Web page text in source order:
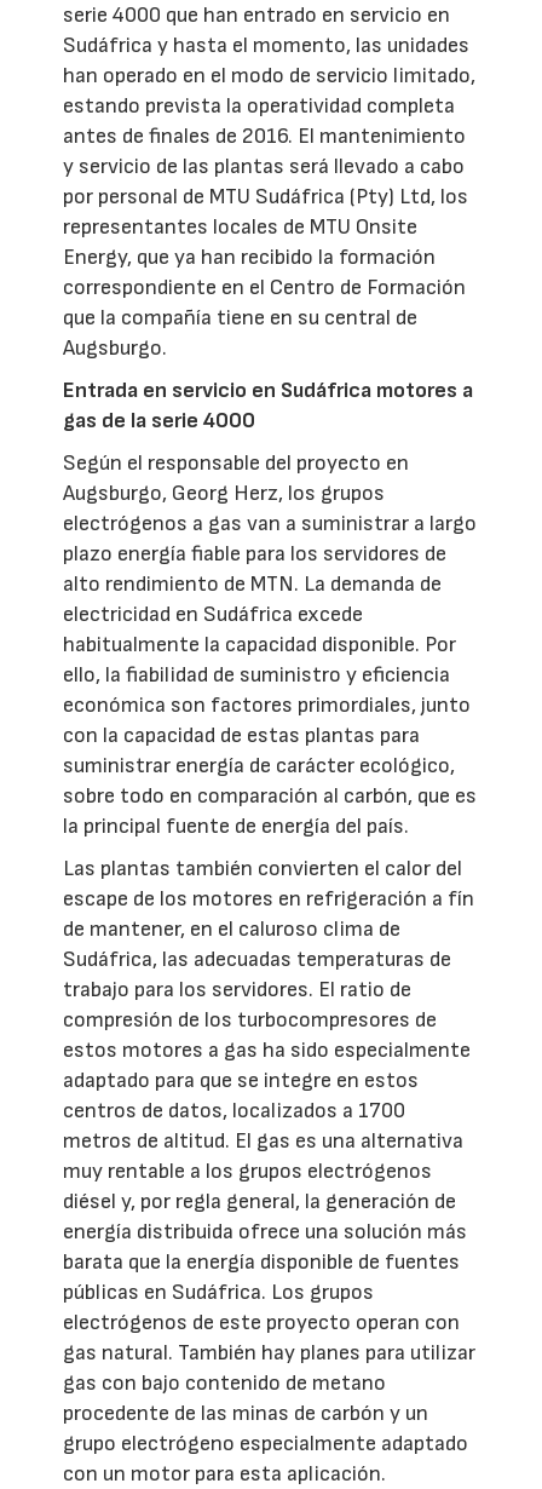
serie 4000 que han entrado en servicio en
Sudáfrica y hasta el momento, las unidades
han operado en el modo de servicio limitado,
estando prevista la operatividad completa
antes de finales de 2016. El mantenimiento
y servicio de las plantas será llevado a cabo
por personal de MTU Sudáfrica (Pty) Ltd, los
representantes locales de MTU Onsite
Energy, que ya han recibido la formación
correspondiente en el Centro de Formación
que la compañía tiene en su central de
Augsburgo.
Entrada en servicio en Sudáfrica motores a
gas de la serie 4000
Según el responsable del proyecto en
Augsburgo, Georg Herz, los grupos
electrógenos a gas van a suministrar a largo
plazo energía fiable para los servidores de
alto rendimiento de MTN. La demanda de
electricidad en Sudáfrica excede
habitualmente la capacidad disponible. Por
ello, la fiabilidad de suministro y eficiencia
económica son factores primordiales, junto
con la capacidad de estas plantas para
suministrar energía de carácter ecológico,
sobre todo en comparación al carbón, que es
la principal fuente de energía del país.
Las plantas también convierten el calor del
escape de los motores en refrigeración a fín
de mantener, en el caluroso clima de
Sudáfrica, las adecuadas temperaturas de
trabajo para los servidores. El ratio de
compresión de los turbocompresores de
estos motores a gas ha sido especialmente
adaptado para que se integre en estos
centros de datos, localizados a 1700
metros de altitud. El gas es una alternativa
muy rentable a los grupos electrógenos
diésel y, por regla general, la generación de
energía distribuida ofrece una solución más
barata que la energía disponible de fuentes
públicas en Sudáfrica. Los grupos
electrógenos de este proyecto operan con
gas natural. También hay planes para utilizar
gas con bajo contenido de metano
procedente de las minas de carbón y un
grupo electrógeno especialmente adaptado
con un motor para esta aplicación.